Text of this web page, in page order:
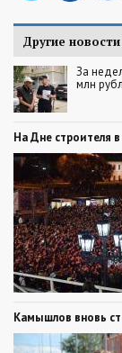
Другие новости
За
млн
На Дне строителя
Камышлов вновь